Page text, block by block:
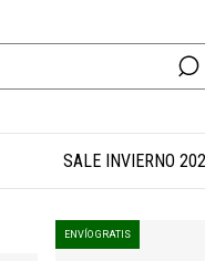
SALE INVIERNO
ENVÍO GRATIS